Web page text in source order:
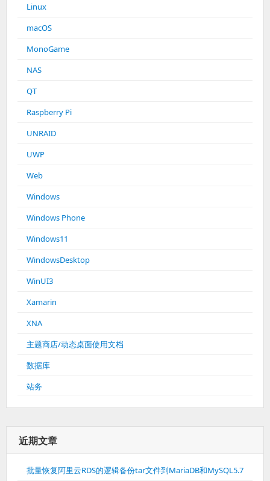
Linux
macOS
MonoGame
NAS
QT
Raspberry Pi
UNRAID
UWP
Web
Windows
Windows Phone
Windows11
WindowsDesktop
WinUI3
Xamarin
XNA
主题商店/动态桌面使用文档
数据库
站务
近期文章
批量恢复阿里云RDS的逻辑备份tar文件到MariaDB和MySQL5.7